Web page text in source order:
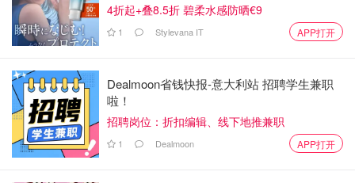
4折起+叠8.5折 碧柔水感防晒€9
1 Stylevana IT APP打开
Dealmoon省钱快报-意大利站 招聘学生兼职
啦！
招聘岗位：折扣编辑、线下地推兼职
1 Dealmoon APP打开